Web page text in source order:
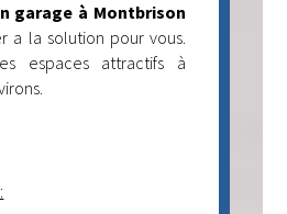
garage à Montbrison
a la solution pour vous.
espaces attractifs à